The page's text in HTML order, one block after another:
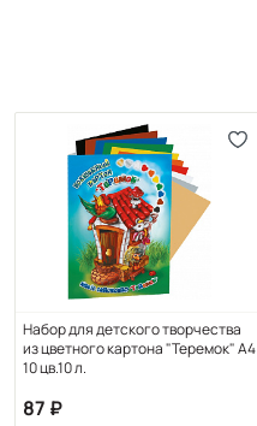
Набор для детского творчества
из цветного картона "Теремок" А4
10 цв.10 л.
87